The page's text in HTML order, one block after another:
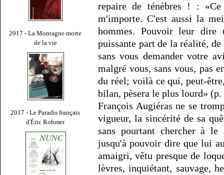
2017 - La Montagne morte
de la vie
2017 - Le Paradis français
d'Éric Rohmer
repaire de ténèbres ! :
m'importe. C'est aussi la
hommes. Pouvoir leur
puissante part de la réalité,
sans vous demander votre
malgré vous, sans vous, pas
du réel; voilà ce qui, peut-
bilan, pèsera le plus lourd» (p.
François Augiéras ne se
vigueur, la sincérité de sa
sans pourtant chercher à le
jusqu'à pouvoir dire que lui
amaigri, vêtu presque de
lèvres, inquiétant, sauvage,